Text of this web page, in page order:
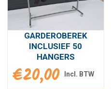
GARDEROBEREK
INCLUSIEF 50
HANGERS
€20,00